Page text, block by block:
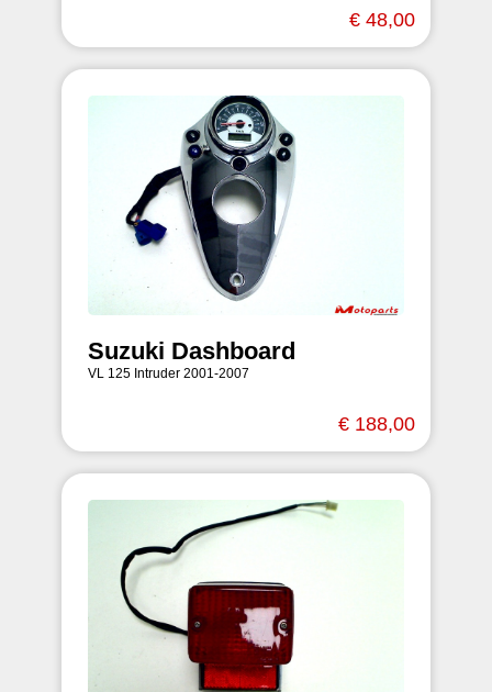
€ 48,00
Suzuki Dashboard
VL 125 Intruder 2001-2007
€ 188,00